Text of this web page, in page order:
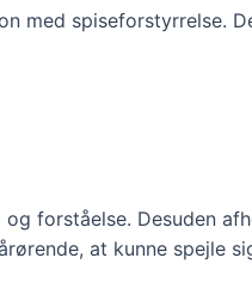
med spiseforstyrrelse.
forståelse. Desuden
at kunne spejle